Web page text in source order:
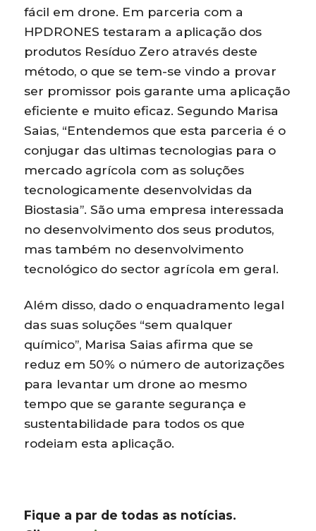
fácil em drone. Em parceria com a
HPDRONES testaram a aplicação dos
produtos Resíduo Zero através deste
método, o que se tem-se vindo a provar
ser promissor pois garante uma aplicação
eficiente e muito eficaz. Segundo Marisa
Saias, “Entendemos que esta parceria é o
conjugar das ultimas tecnologias para o
mercado agrícola com as soluções
tecnologicamente desenvolvidas da
Biostasia”. São uma empresa interessada
no desenvolvimento dos seus produtos,
mas também no desenvolvimento
tecnológico do sector agrícola em geral.
Além disso, dado o enquadramento legal
das suas soluções “sem qualquer
químico”, Marisa Saias afirma que se
reduz em 50% o número de autorizações
para levantar um drone ao mesmo
tempo que se garante segurança e
sustentabilidade para todos os que
rodeiam esta aplicação.
Fique a par de todas as notícias.